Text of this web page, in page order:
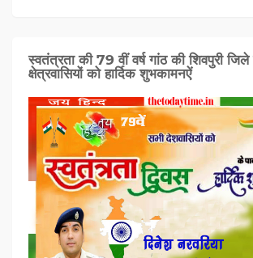
स्वतंत्रता की 79 वीं वर्ष गांठ की शिवपुरी
क्षेत्रवासियों को हार्दिक शुभकामनऐं